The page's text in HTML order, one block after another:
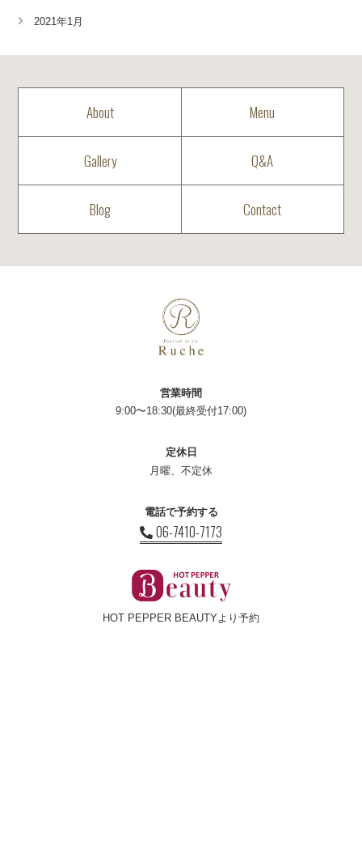
2021年1月
About Menu
Gallery Q&A
Blog Contact
営業時間
9:00〜18:30(最終受付17:00)
定休日
月曜、不定休
電話で予約する
06-7410-7173
HOT PEPPER BEAUTYより予約